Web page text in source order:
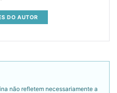
DO AUTOR
não refletem necessariamente a